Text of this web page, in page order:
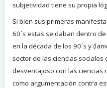
subjetividad tiene su propia
Si bien sus primeras
60´s estas se daban dentro
en la década de los 90´s y
sector de las ciencias
desventajoso con las ciencias
como argumentación contra